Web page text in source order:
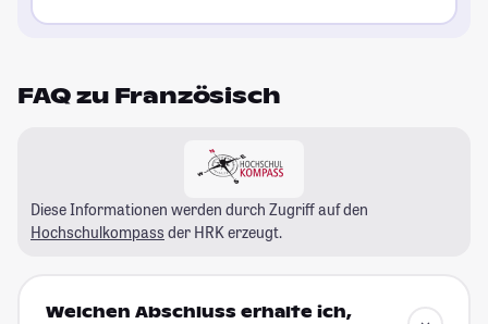
FAQ zu Französisch
Diese Informationen werden durch Zugriff auf den
Hochschulkompass der HRK erzeugt.
Welchen Abschluss erhalte ich,